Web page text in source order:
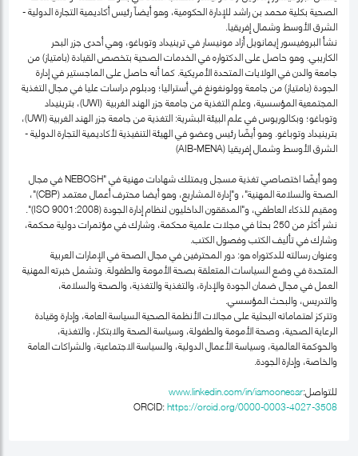
الصحية بكلية محمد بن راشد للإدارة الحكومية، وهو أيضاً رئيس أكاديمية التجارة الدولية -
الشرق الأوسط وشمال إفريقيا.
نشأ البروفيسور إيمانويل أزاد مونيسار في ترينيداد وتوباغو، وهي أحدى جزر البحر
الكاريبي. وهو حاصل على الدكتواره في الخدمات الصحية بتخصص القيادة (بامتياز) من
جامعة والدن في الولايات المتحدة الأمريكية. كما أنه حاصل على الماجستير في إدارة
الجودة (بامتياز) من جامعة وولونغونغ في أستراليا؛ ودبلوم دراسات عليا في مجال التغذية
المجتمعية المؤسسية، وعلم التغذية من جامعة جزر الهند الغربية (UWI)، بترينيداد
وتوباغو؛ وبكالوريوس في علم البيئة البشرية: التغذية من جامعة جزر الهند الغربية (UWI)،
بترينيداد وتوباغو. وهو أيضًا رئيس وعضو في الهيئة التنفيذية لأكاديمية التجارة الدولية -
الشرق الأوسط وشمال إفريقيا (AIB-MENA)
وهو أيضًا اختصاصي تغذية مسجل ويمتلك شهادات مهنية في "NEBOSH في مجال
الصحة والسلامة المهنية"، و"إدارة المشاريع، وهو أيضا محترف أعمال معتمد (CBP)"،
ومقيم للذكاء العاطفي، و"المدققون الداخليون لنظام إدارة الجودة (ISO 9001:2008)".
نشر أكثر من 250 بحثا في مجلات علمية محكمة، وشارك في مؤتمرات دولية محكمة،
وشارك في تأليف الكتب وفصول الكتب.
وعنوان رسالته للدكتوراه هو: دور المحترفين في مجال الصحة في الإمارات العربية
المتحدة في وضع السياسات المتعلقة بصحة الأمومة والطفولة. وتشمل خبرته المهنية
العمل في مجال ضمان الجودة والإدارة، والتغذية والتغذية، والصحة والسلامة،
والتدريس، والبحث المؤسسي.
وتتركز اهتماماته البحثية على مجالات الأنظمة الصحية السياسة العامة، وإدارة وقيادة
الرعاية الصحية، وصحة الأمومة والطفولة، وسياسة الصحة والابتكار، والتغذية،
والحوكمة العالمية، وسياسة الأعمال الدولية، والسياسة الاجتماعية، والشراكات العامة
والخاصة، وإدارة الجودة.
للتواصل:www.linkedin.com/in/iamoonesar
ORCID:https://orcid.org/0000-0003-4027-3508